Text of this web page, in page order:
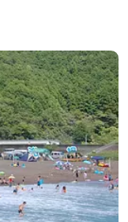
なたでも大自然を十